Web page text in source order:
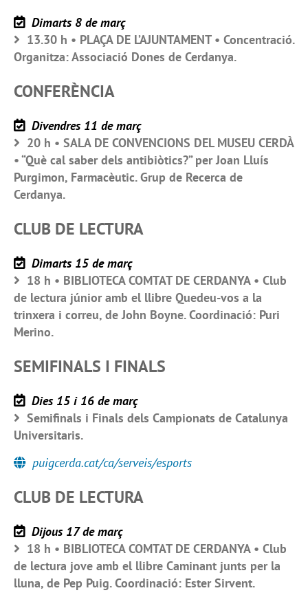
Dimarts 8 de març
13.30 h • PLAÇA DE L’AJUNTAMENT • Concentració.
Organitza: Associació Dones de Cerdanya.
CONFERÈNCIA
Divendres 11 de març
20 h • SALA DE CONVENCIONS DEL MUSEU CERDÀ
• “Què cal saber dels antibiòtics?” per Joan Lluís
Purgimon, Farmacèutic. Grup de Recerca de
Cerdanya.
CLUB DE LECTURA
Dimarts 15 de març
18 h • BIBLIOTECA COMTAT DE CERDANYA • Club
de lectura júnior amb el llibre Quedeu-vos a la
trinxera i correu, de John Boyne. Coordinació: Puri
Merino.
SEMIFINALS I FINALS
Dies 15 i 16 de març
Semifinals i Finals dels Campionats de Catalunya
Universitaris.
puigcerda.cat/ca/serveis/esports
CLUB DE LECTURA
Dijous 17 de març
18 h • BIBLIOTECA COMTAT DE CERDANYA • Club
de lectura jove amb el llibre Caminant junts per la
lluna, de Pep Puig. Coordinació: Ester Sirvent.